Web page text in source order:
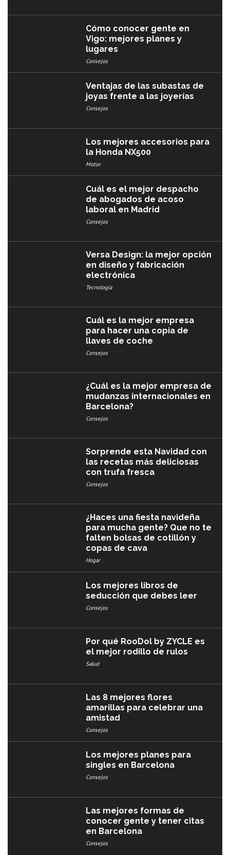
Cómo conocer gente en
Vigo: mejores planes y
lugares
Consejos
Ventajas de las subastas de
joyas frente a las joyerías
Consejos
Los mejores accesorios para
la Honda NX500
Motor
Cuál es el mejor despacho
de abogados de acoso
laboral en Madrid
Consejos
Versa Design: la mejor opción
en diseño y fabricación
electrónica
Tecnología
Cuál es la mejor empresa
para hacer una copia de
llaves de coche
Consejos
¿Cuál es la mejor empresa de
mudanzas internacionales en
Barcelona?
Consejos
Sorprende esta Navidad con
las recetas más deliciosas
con trufa fresca
Consejos
¿Haces una fiesta navideña
para mucha gente? Que no te
falten bolsas de cotillón y
copas de cava
Hogar
Los mejores libros de
seducción que debes leer
Consejos
Por qué RooDol by ZYCLE es
el mejor rodillo de rulos
Salud
Las 8 mejores flores
amarillas para celebrar una
amistad
Consejos
Los mejores planes para
singles en Barcelona
Consejos
Las mejores formas de
conocer gente y tener citas
en Barcelona
Consejos